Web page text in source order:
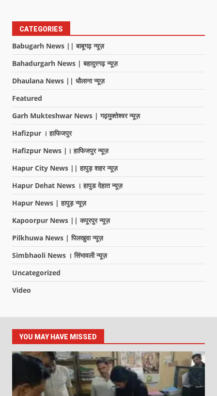
CATEGORIES
Babugarh News || बाबूगढ़ न्यूज़
Bahadurgarh News | बहादुरगढ़ न्यूज़
Dhaulana News || धौलाना न्यूज़
Featured
Garh Mukteshwar News | गढ़मुक्तेश्वर न्यूज़
Hafizpur । हाफिजपुर
Hafizpur News |। हाफिजपुर न्यूज़
Hapur City News || हापुड़ शहर न्यूज़
Hapur Dehat News । हापुड देहात न्यूज़
Hapur News | हापुड़ न्यूज़
Kapoorpur News || कपूरपुर न्यूज़
Pilkhuwa News | पिलखुवा न्यूज़
Simbhaoli News । सिंभावली न्यूज़
Uncategorized
Video
YOU MAY HAVE MISSED